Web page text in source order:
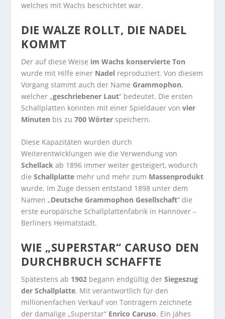
welches mit Wachs beschichtet war.
DIE WALZE ROLLT, DIE NADEL
KOMMT
Der auf diese Weise im Wachs konservierte Ton
wurde mit Hilfe einer Nadel reproduziert. Von diesem
Vorgang stammt auch der Name Grammophon,
welcher „geschriebener Laut“ bedeutet. Die ersten
Schallplatten konnten mit einer Spieldauer von vier
Minuten bis zu 700 Wörter speichern.
Diese Kapazitäten wurden durch
Weiterentwicklungen wie die Verwendung von
Schellack ab 1896 immer weiter gesteigert, wodurch
dieSchallplatte mehr und mehr zum Massenprodukt
wurde. Im Zuge dessen entstand 1898 unter dem
Namen „Deutsche Grammophon Gesellschaft“ die
erste europäische Schallplattenfabrik in Hannover –
Berliners Heimatstadt.
WIE „SUPERSTAR“ CARUSO DEN
DURCHBRUCH SCHAFFTE
Spätestens ab 1902 begann endgültig derSiegeszug
der Schallplatte. Mit verantwortlich für den
millionenfachen Verkauf von Tonträgern zeichnete
der damalige „Superstar“ Enrico Caruso. Ein jähes